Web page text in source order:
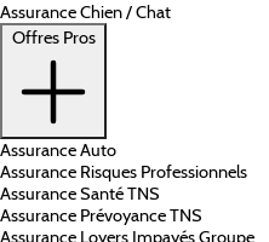
Assurance Chien / Chat
Offres Pros
Assurance Auto
Assurance Risques Professionnels
Assurance Santé TNS
Assurance Prévoyance TNS
Assurance Loyers Impayés Groupe